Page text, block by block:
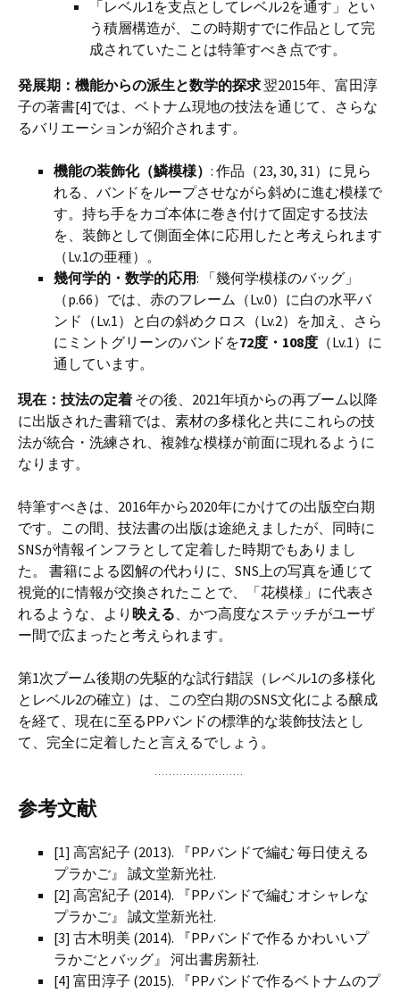
「レベル1を支点としてレベル2を通す」とい
う積層構造が、この時期すでに作品として完
成されていたことは特筆すべき点です。
発展期：機能からの派生と数学的探求翌2015年、富田淳
子の著書[4]では、ベトナム現地の技法を通じて、さらな
るバリエーションが紹介されます。
機能の装飾化（鱗模様） : 作品（23, 30, 31）に見ら
れる、バンドをループさせながら斜めに進む模様で
す。持ち手をカゴ本体に巻き付けて固定する技法
を、装飾として側面全体に応用したと考えられます
（Lv.1の亜種）。
幾何学的・数学的応用: 「幾何学模様のバッグ」
（p.66）では、赤のフレーム（Lv.0）に白の水平バ
ンド（Lv.1）と白の斜めクロス（Lv.2）を加え、さら
にミントグリーンのバンドを72度・108度 （Lv.1）に
通しています。
現在：技法の定着 その後、2021年頃からの再ブーム以降
に出版された書籍では、素材の多様化と共にこれらの技
法が統合・洗練され、複雑な模様が前面に現れるように
なります。
特筆すべきは、2016年から2020年にかけての出版空白期
です。この間、技法書の出版は途絶えましたが、同時に
SNSが情報インフラとして定着した時期でもありまし
た。 書籍による図解の代わりに、SNS上の写真を通じて
視覚的に情報が交換されたことで、「花模様」に代表さ
れるような、より 映える、かつ高度なステッチがユーザ
ー間で広まったと考えられます。
第1次ブーム後期の先駆的な試行錯誤（レベル1の多様化
とレベル2の確立）は、この空白期のSNS文化による醸成
を経て、現在に至るPPバンドの標準的な装飾技法とし
て、完全に定着したと言えるでしょう。
参考文献
[1] 高宮紀子 (2013). 『PPバンドで編む 毎日使える
プラかご』 誠文堂新光社.
[2] 高宮紀子 (2014). 『PPバンドで編む オシャレな
プラかご』 誠文堂新光社.
[3] 古木明美 (2014). 『PPバンドで作る かわいいプ
ラかごとバッグ』 河出書房新社.
[4] 富田淳子 (2015). 『PPバンドで作るベトナムのプ